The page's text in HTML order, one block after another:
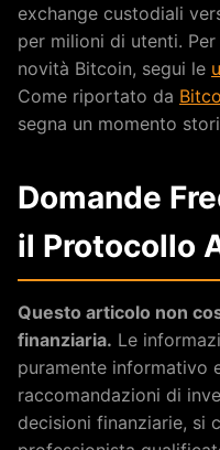
exchange custodiali
per milioni di utenti.
novità Bitcoin, segui le
Come riportato da
segna un momento
Domande
il Protocollo
Questo articolo non
finanziaria. Le
puramente informativo
raccomandazioni di
decisioni finanziarie, si